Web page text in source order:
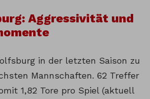
Aggressivität und
in der letzten Saison zu
Mannschaften. 62 Treffer
1,82 Tore pro Spiel (aktuell